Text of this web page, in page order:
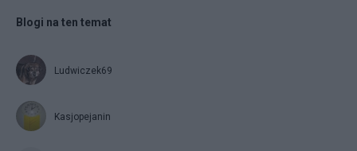
Blogi na ten temat
Ludwiczek69
Kasjopejanin